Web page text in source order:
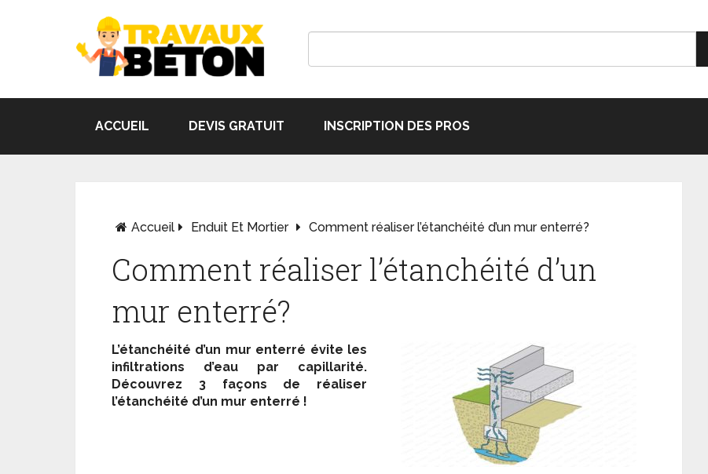
ACCUEIL DEVIS GRATUIT INSCRIPTION DES PROS
Accueil Enduit Et Mortier Comment réaliser l’étanchéité d’un mur enterré?
Comment réaliser l’étanchéité d’un
mur enterré?
L’étanchéité d’un mur enterré évite les
infiltrations d’eau par capillarité.
Découvrez 3 façons de réaliser
l’étanchéité d’un mur enterré !